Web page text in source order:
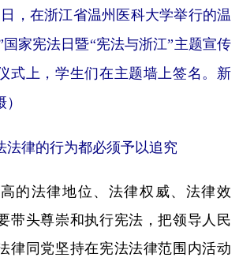
日，在浙江省温州医科大学举行的温
国家宪法日暨“宪法与浙江”主题宣传
式上，学生们在主题墙上签名。新
法律的行为都必须予以追究
法律地位、法律权威、法律效
带头尊崇和执行宪法，把领导人民
律同党坚持在宪法法律范围内活动